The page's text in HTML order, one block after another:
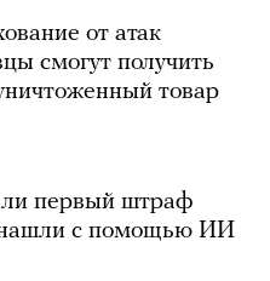
от атак
смогут получить
товар
первый штраф
нашли с помощью ИИ